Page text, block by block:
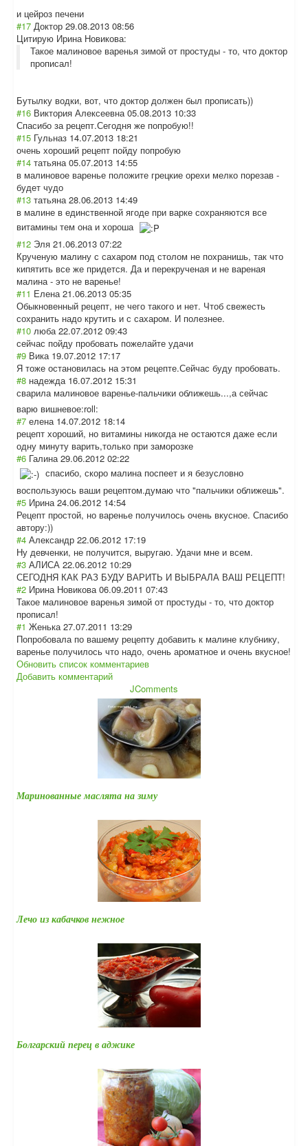
и цейроз печени
#17 Доктор 29.08.2013 08:56
Цитирую Ирина Новикова:
Такое малиновое варенья зимой от простуды - то, что доктор
прописал!
Бутылку водки, вот, что доктор должен был прописать))
#16 Виктория Алексеевна 05.08.2013 10:33
Спасибо за рецепт.Сегодня же попробую!!
#15 Гульназ 14.07.2013 18:21
очень хороший рецепт пойду попробую
#14 татьяна 05.07.2013 14:55
в малиновое варенье положите грецкие орехи мелко порезав -
будет чудо
#13 татьяна 28.06.2013 14:49
в малине в единственной ягоде при варке сохраняются все
витамины тем она и хороша
#12 Эля 21.06.2013 07:22
Крученую малину с сахаром под столом не похранишь, так что
кипятить все же придется. Да и перекрученая и не вареная
малина - это не варенье!
#11 Елена 21.06.2013 05:35
Обыкновенный рецепт, не чего такого и нет. Чтоб свежесть
сохранить надо крутить и с сахаром. И полезнее.
#10 люба 22.07.2012 09:43
сейчас пойду пробовать пожелайте удачи
#9 Вика 19.07.2012 17:17
Я тоже остановилась на этом рецепте.Сейчас буду пробовать.
#8 надежда 16.07.2012 15:31
сварила малиновое варенье-пальчики оближешь...,а сейчас
варю вишневое:roll:
#7 елена 14.07.2012 18:14
рецепт хороший, но витамины никогда не остаются даже если
одну минуту варить,только при заморозке
#6 Галина 29.06.2012 02:22
спасибо, скоро малина поспеет и я безусловно
воспользуюсь ваши рецептом.думаю что "пальчики оближешь".
#5 Ирина 24.06.2012 14:54
Рецепт простой, но варенье получилось очень вкусное. Спасибо
автору:))
#4 Александр 22.06.2012 17:19
Ну девченки, не получится, выругаю. Удачи мне и всем.
#3 АЛИСА 22.06.2012 10:29
СЕГОДНЯ КАК РАЗ БУДУ ВАРИТЬ И ВЫБРАЛА ВАШ РЕЦЕПТ!
#2 Ирина Новикова 06.09.2011 07:43
Такое малиновое варенья зимой от простуды - то, что доктор
прописал!
#1 Женька 27.07.2011 13:29
Попробовала по вашему рецепту добавить к малине клубнику,
варенье получилось что надо, очень ароматное и очень вкусное!
Обновить список комментариев
Добавить комментарий
JComments
Маринованные маслята на зиму
Лечо из кабачков нежное
Болгарский перец в аджике